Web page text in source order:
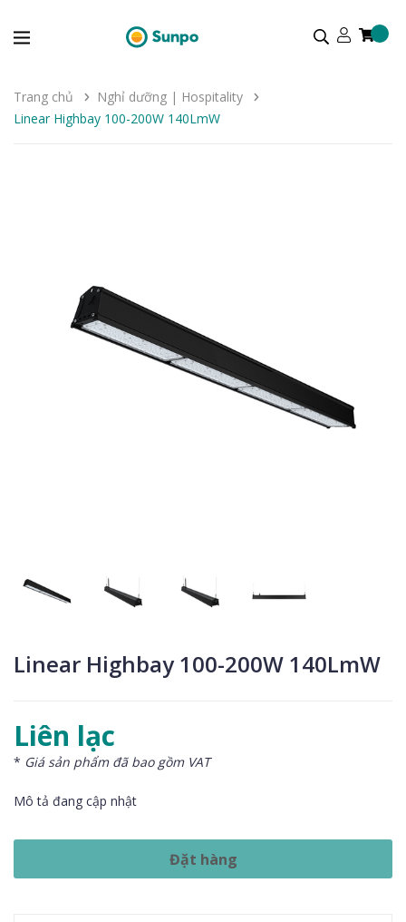
Trang chủ
Nghỉ dưỡng | Hospitality
Linear Highbay 100-200W 140LmW
Linear Highbay 100-200W 140LmW
Liên lạc
* Giá sản phẩm đã bao gồm VAT
Mô tả đang cập nhật
Đặt hàng